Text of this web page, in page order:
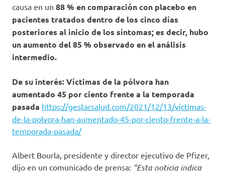
causa en un 88 % en comparación con placebo en
pacientes tratados dentro de los cinco días
posteriores al inicio de los síntomas; es decir, hubo
un aumento del 85 % observado en el análisis
intermedio.
De su interés: Víctimas de la pólvora han
aumentado 45 por ciento frente a la temporada
pasada https://gestarsalud.com/2021/12/13/victimas-
de-la-polvora-han-aumentado-45-por-ciento-frente-a-la-
temporada-pasada/
Albert Bourla, presidente y director ejecutivo de Pfizer,
dijo en un comunicado de prensa: “Esta noticia indica